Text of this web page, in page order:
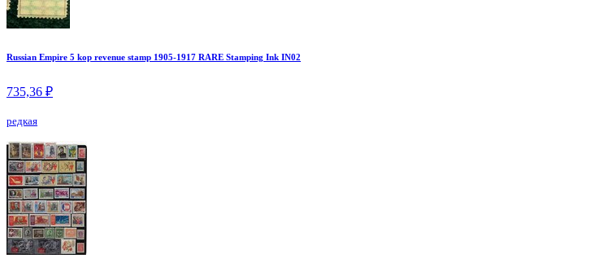
Russian Empire 5 kop revenue stamp 1905-1917 RARE Stamping Ink IN02
735,36 ₽
редкая